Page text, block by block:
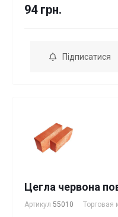
94 грн.
Підписатися
Цегла червона
Артикул 55010 Торговая